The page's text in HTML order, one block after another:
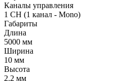
Каналы управления
1 CH (1 канал - Mono)
Габариты
Длина
5000 мм
Ширина
10 мм
Высота
2.2 мм